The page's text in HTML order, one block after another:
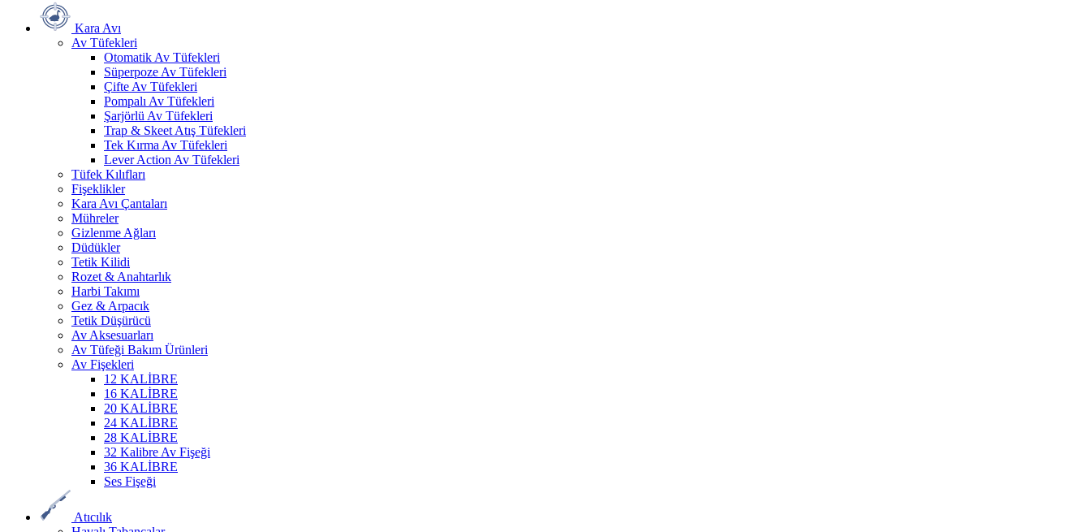
Kara Avı
Av Tüfekleri
Otomatik Av Tüfekleri
Süperpoze Av Tüfekleri
Çifte Av Tüfekleri
Pompalı Av Tüfekleri
Şarjörlü Av Tüfekleri
Trap & Skeet Atış Tüfekleri
Tek Kırma Av Tüfekleri
Lever Action Av Tüfekleri
Tüfek Kılıfları
Fişeklikler
Kara Avı Çantaları
Mühreler
Gizlenme Ağları
Düdükler
Tetik Kilidi
Rozet & Anahtarlık
Harbi Takımı
Gez & Arpacık
Tetik Düşürücü
Av Aksesuarları
Av Tüfeği Bakım Ürünleri
Av Fişekleri
12 KALİBRE
16 KALİBRE
20 KALİBRE
24 KALİBRE
28 KALİBRE
32 Kalibre Av Fişeği
36 KALİBRE
Ses Fişeği
Atıcılık